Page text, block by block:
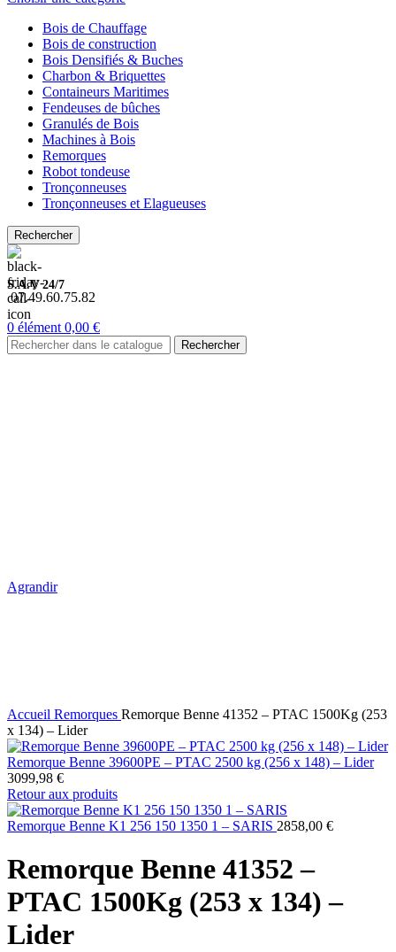
Bois de Chauffage
Bois de construction
Bois Densifiés & Buches
Charbon & Briquettes
Containeurs Maritimes
Fendeuses de bûches
Granulés de Bois
Machines à Bois
Remorques
Robot tondeuse
Tronçonneuses
Tronçonneuses et Elagueuses
Rechercher
S.A.V 24/7
07.49.60.75.82
0 élément 0,00 €
Rechercher
Agrandir
Accueil Remorques Remorque Benne 41352 – PTAC 1500Kg (253
x 134) – Lider
Remorque Benne 39600PE – PTAC 2500 kg (256 x 148) – Lider
3099,98 €
Retour aux produits
Remorque Benne K1 256 150 1350 1 – SARIS 2858,00 €
Remorque Benne 41352 –
PTAC 1500Kg (253 x 134) –
Lider